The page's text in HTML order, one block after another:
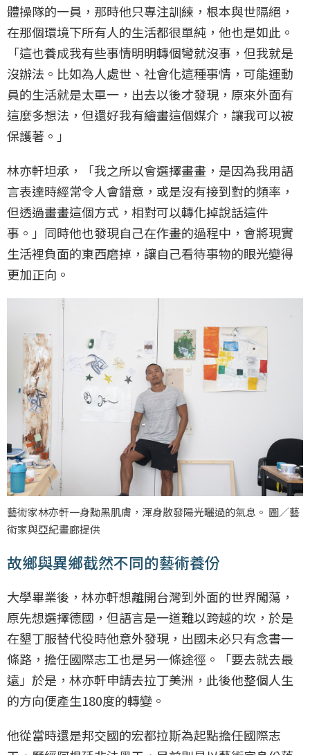
體操隊的一員，那時他只專注訓練，根本與世隔絕，
在那個環境下所有人的生活都很單純，他也是如此。
「這也養成我有些事情明明轉個彎就沒事，但我就是
沒辦法。比如為人處世、社會化這種事情，可能運動
員的生活就是太單一，出去以後才發現，原來外面有
這麼多想法，但還好我有繪畫這個媒介，讓我可以被
保護著。」
林亦軒坦承，「我之所以會選擇畫畫，是因為我用語
言表達時經常令人會錯意，或是沒有接到對的頻率，
但透過畫畫這個方式，相對可以轉化掉說話這件
事。」同時他也發現自己在作畫的過程中，會將現實
生活裡負面的東西磨掉，讓自己看待事物的眼光變得
更加正向。
藝術家林亦軒一身黝黑肌膚，渾身散發陽光曬過的氣息。 圖／藝
術家與亞紀畫廊提供
故鄉與異鄉截然不同的藝術養份
大學畢業後，林亦軒想離開台灣到外面的世界闖蕩，
原先想選擇德國，但語言是一道難以跨越的坎，於是
在墾丁服替代役時他意外發現，出國未必只有念書一
條路，擔任國際志工也是另一條途徑。「要去就去最
遠」於是，林亦軒申請去拉丁美洲，此後他整個人生
的方向便產生180度的轉變。
他從當時還是邦交國的宏都拉斯為起點擔任國際志